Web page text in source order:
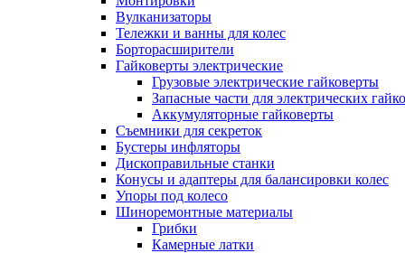
Вулканизаторы
Тележки и ванны для колес
Борторасширители
Гайковерты электрические
Грузовые электрические гайковерты
Запасные части для электрических
Аккумуляторные гайковерты
Съемники для секреток
Бустеры инфляторы
Дископравильные станки
Конусы и адаптеры для балансировки колес
Упоры под колесо
Шиноремонтные материалы
Грибки
Камерные латки